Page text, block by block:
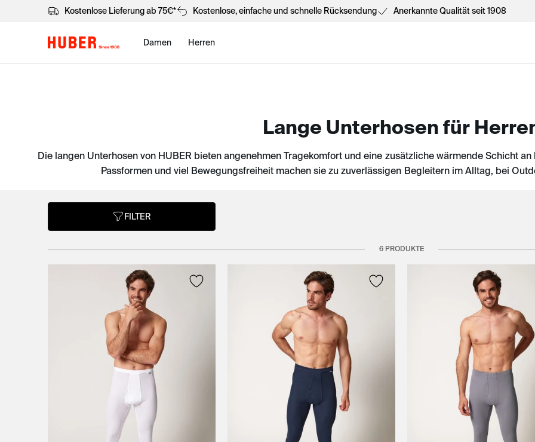
Kostenlose Lieferung ab 75€* Kostenlose, einfache und schnelle Rücksendung Anerkannte Qualität seit 1908
Damen Herren
Lange Unterhosen für
Die langen Unterhosen von HUBER bieten angenehmen Tragekomfort und eine zusätzliche wärmende Schicht
Passformen und viel Bewegungsfreiheit machen sie zu zuverlässigen Begleitern im Alltag, bei
FILTER
6 PRODUKTE